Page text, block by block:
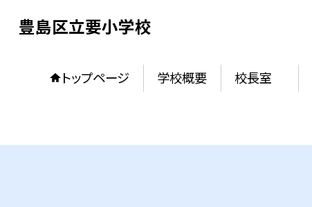
豊島区立要小学校
トップページ 学校概要 校長室